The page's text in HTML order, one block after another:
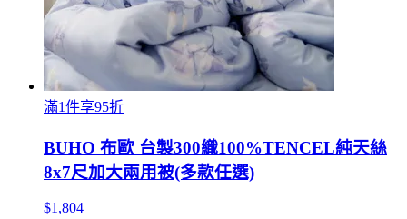
滿1件享95折
BUHO 布歐 台製300織100%TENCEL純天絲
8x7尺加大兩用被(多款任選)
$1,804